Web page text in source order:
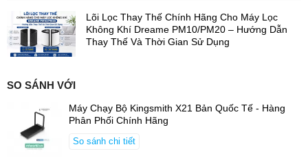
thông minh
Nhờ khả năng kết nối Bluetooth, người dùng có thể đồng bộ hóa
máy chèo thuyền gấp gọn KingSmith WR1F với ứng dụng
Lõi Lọc Thay Thế Chính Hãng Cho Máy Lọc
Không Khí Dreame PM10/PM20 – Hướng Dẫn
Thay Thế Và Thời Gian Sử Dụng
SO SÁNH VỚI
Máy Chạy Bộ Kingsmith X21 Bản Quốc Tế - Hàng
Phân Phối Chính Hãng
So sánh chi tiết